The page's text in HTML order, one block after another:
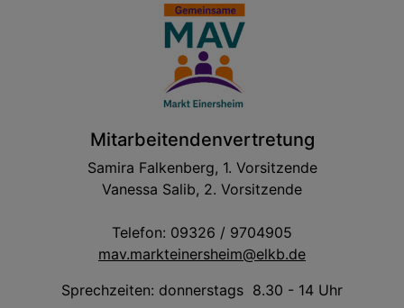
Mitarbeitendenvertretung
Samira Falkenberg, 1. Vorsitzende
Vanessa Salib, 2. Vorsitzende
Telefon: 09326 / 9704905
mav.markteinersheim@elkb.de
Sprechzeiten: donnerstags 8.30 - 14 Uhr